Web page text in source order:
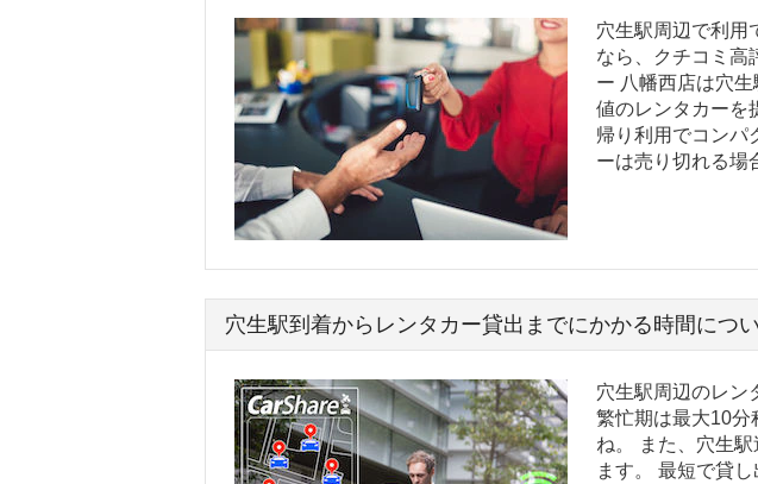
穴生駅周辺で利用
なら、クチコミ高
ー 八幡西店は穴
値のレンタカーを
帰り利用でコンパ
ーは売り切れる場
穴生駅到着からレンタカー貸出までにかかる時間につ
穴生駅周辺のレン
繁忙期は最大10分
ね。 また、穴生
ます。 最短で貸